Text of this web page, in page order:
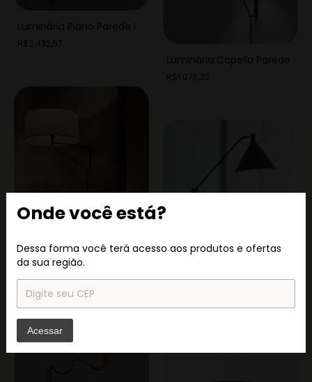
Luminária Piano Parede I
R$2.432,87
Luminária Capella Parede
R$1.075,22
Luminária Atril Parede
R$1.224,94
Onde você está?
Dessa forma você terá acesso aos produtos e ofertas
da sua região.
Acessar